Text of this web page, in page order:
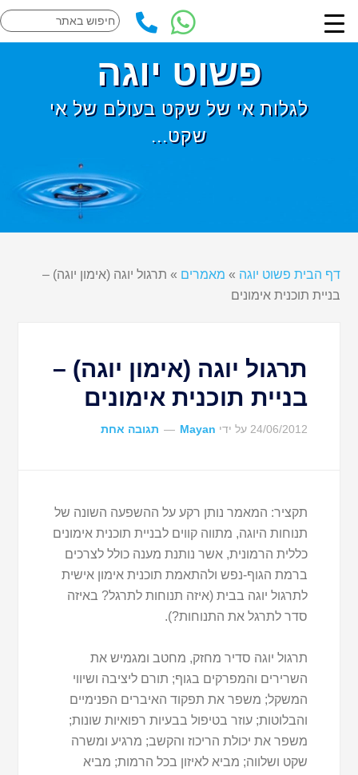
פשוט יוגה
לגלות אי של שקט בעולם של אי
שקט...
דף הבית פשוט יוגה » מאמרים » תרגול יוגה (אימון יוגה) –
בניית תוכנית אימונים
תרגול יוגה (אימון יוגה) –
בניית תוכנית אימונים
24/06/2012 על ידי Mayan תגובה אחת
תקציר: המאמר נותן רקע על ההשפעה השונה של
תנוחות היוגה, מתווה קווים לבניית תוכנית אימונים
כללית הרמונית, אשר נותנת מענה כולל לצרכים
ברמת הגוף-נפש ולהתאמת תוכנית אימון אישית
לתרגול יוגה בבית (איזה תנוחות לתרגל? באיזה
סדר לתרגל את התנוחות?).
תרגול יוגה סדיר מחזק, מחטב ומגמיש את
השרירים והמפרקים בגוף; תורם ליציבה ושיווי
המשקל; משפר את תפקוד האיברים הפנימיים
והבלוטות; עוזר בטיפול בבעיות רפואיות שונות;
משפר את יכולת הריכוז והקשב; מרגיע ומשרה
שקט ושלווה; מביא לאיזון בכל הרמות; מביא